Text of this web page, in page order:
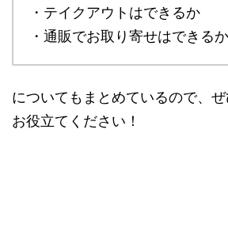
・テイクアウトはできるか
・通販でお取り寄せはできるか
についてもまとめているので、
お役立てください！